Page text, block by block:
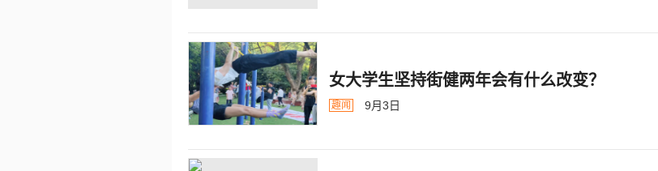
女大学生坚持街健两年会有什么改变？
趣闻 9月3日